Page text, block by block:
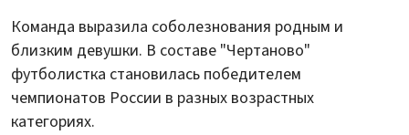
Команда выразила соболезнования родным и
близким девушки. В составе "Чертаново"
футболистка становилась победителем
чемпионатов России в разных возрастных
категориях.